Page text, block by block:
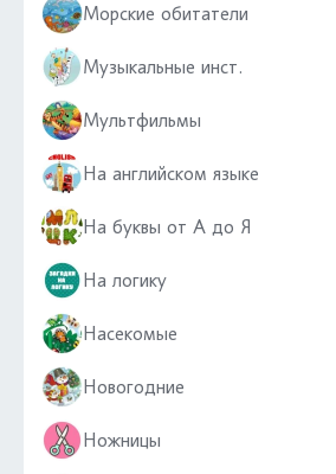
Морские обитатели
Музыкальные инст.
Мультфильмы
На английском языке
На буквы от А до Я
На логику
Насекомые
Новогодние
Ножницы